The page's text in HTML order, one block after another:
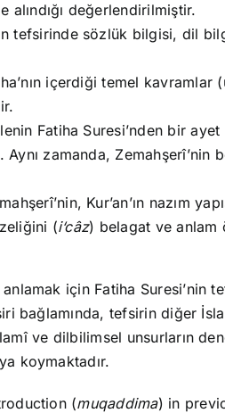
alındığı değerlendirilmiştir.
tefsirinde sözlük bilgisi, dil
içerdiği temel kavramlar
Fatiha Suresi’nden bir
zamanda,
Kur’an’ın nazım
(i‘câz) belagat ve anlam
için Fatiha
bağlamında, tefsirin diğer
ve dilbilimsel unsurların
koymaktadır.
(muqaddima) in